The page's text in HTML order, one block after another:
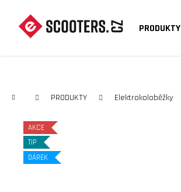
PRODUKTY
Domů PRODUKTY Elektrokoloběžky
AKCE
TIP
DÁREK
Zpět
Zpět